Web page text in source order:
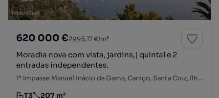
620 000 €2995,17 €/m²
Moradia nova com vista, jardins,| quintal e 2
entradas independentes.
1º Impasse Manuel Inácio da Gama, Caniço, Santa Cruz, Ilha da Madeira
T3 207 m²